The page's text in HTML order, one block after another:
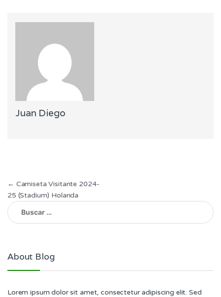
Juan Diego
Navegación
de
entradas
← Camiseta Visitante 2024-
25 (Stadium) Holanda
Buscar:
About Blog
Lorem ipsum dolor sit amet, consectetur adipiscing elit. Sed